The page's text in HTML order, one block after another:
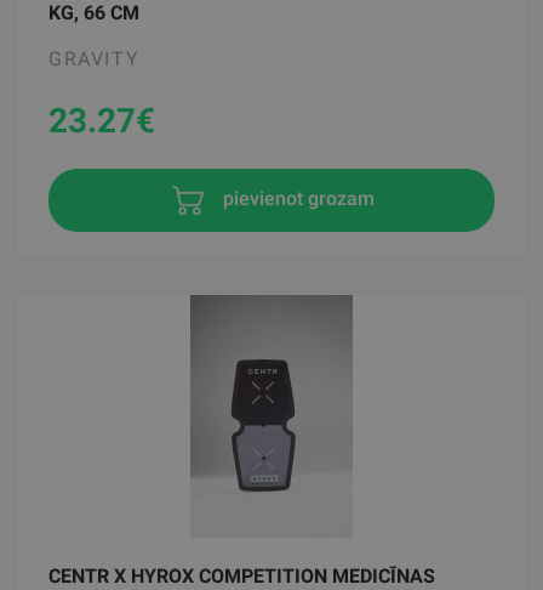
KG, 66 CM
GRAVITY
23.27€
pievienot grozam
CENTR X HYROX COMPETITION MEDICĪNAS